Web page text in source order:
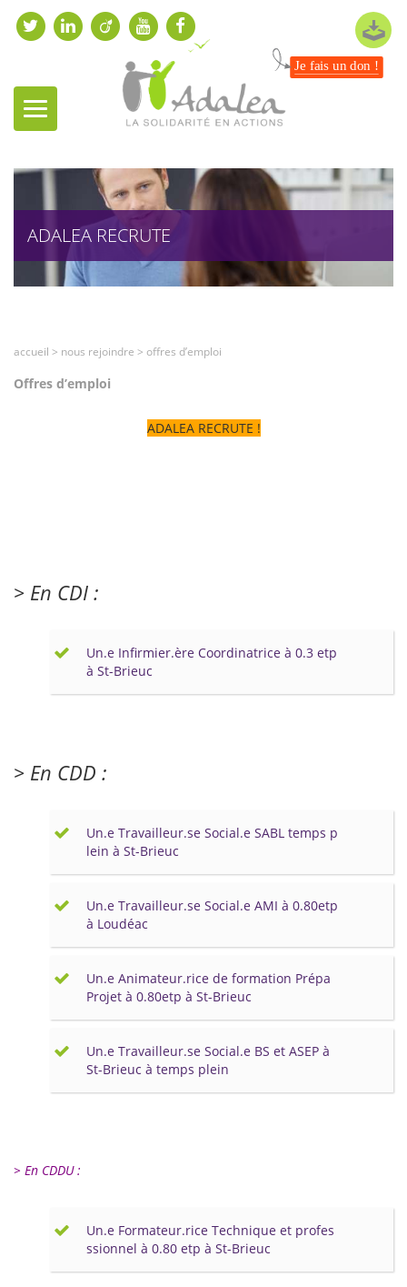
Je fais un don !
ADALEA RECRUTE
accueil > nous rejoindre > offres d’emploi
Offres d’emploi
ADALEA RECRUTE !
> En CDI :
Un.e Infirmier.ère Coordinatrice à 0.3 etp
à St-Brieuc
> En CDD :
Un.e Travailleur.se Social.e SABL temps p
lein à St-Brieuc
Un.e Travailleur.se Social.e AMI à 0.80etp
à Loudéac
Un.e Animateur.rice de formation Prépa
Projet à 0.80etp à St-Brieuc
Un.e Travailleur.se Social.e BS et ASEP à
St-Brieuc à temps plein
> En CDDU :
Un.e Formateur.rice Technique et profes
ssionnel à 0.80 etp à St-Brieuc